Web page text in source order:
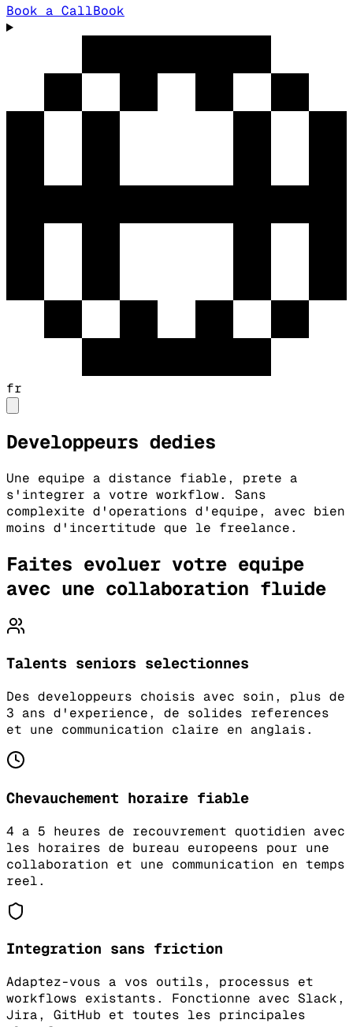
Book a CallBook
fr
Developpeurs dedies
Une equipe a distance fiable, prete a
s'integrer a votre workflow. Sans
complexite d'operations d'equipe, avec bien
moins d'incertitude que le freelance.
Faites evoluer votre equipe
avec une collaboration fluide
Talents seniors selectionnes
Des developpeurs choisis avec soin, plus de
3 ans d'experience, de solides references
et une communication claire en anglais.
Chevauchement horaire fiable
4 a 5 heures de recouvrement quotidien avec
les horaires de bureau europeens pour une
collaboration et une communication en temps
reel.
Integration sans friction
Adaptez-vous a vos outils, processus et
workflows existants. Fonctionne avec Slack,
Jira, GitHub et toutes les principales